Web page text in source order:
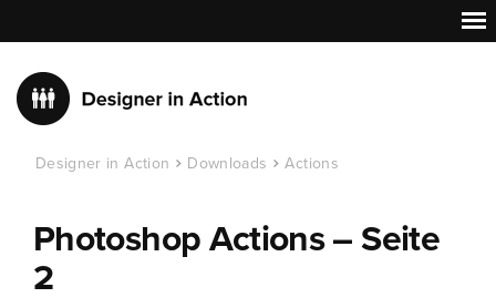
Designer in Action Downloads Actions
Photoshop Actions – Seite
2